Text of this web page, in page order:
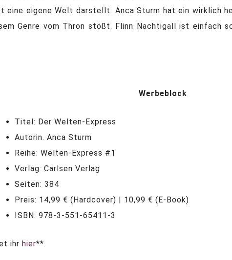
eine eigene Welt darstellt. Anca Sturm hat ein wirklich
Genre vom Thron stößt. Flinn Nachtigall ist einfach
Werbeblock
Titel: Der Welten-Express
Autorin. Anca Sturm
Reihe: Welten-Express #1
Verlag: Carlsen Verlag
Seiten: 384
Preis: 14,99 € (Hardcover) | 10,99 € (E-Book)
ISBN: 978-3-551-65411-3
ihr hier**.